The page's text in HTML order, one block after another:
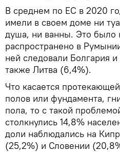
В среднем по ЕС в 2020
имели в своем доме ни
душа, ни ванны. Это было
распространено в
ней следовали Болгария
также Литва (6,4%).
Что касается
полов или фундамента,
пола, то с такой
столкнулись 14,8%
доли наблюдались на
(25,2%) и Словении